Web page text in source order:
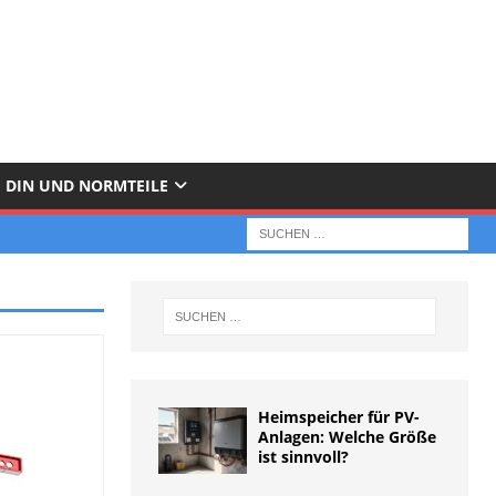
DIN UND NORMTEILE
Heimspeicher für PV-
Anlagen: Welche Größe
ist sinnvoll?